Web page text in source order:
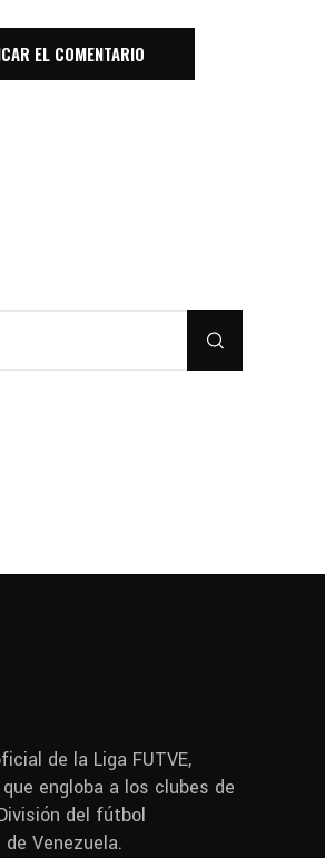
de la Liga FUTVE,
engloba a los clubes de
del fútbol
Venezuela.